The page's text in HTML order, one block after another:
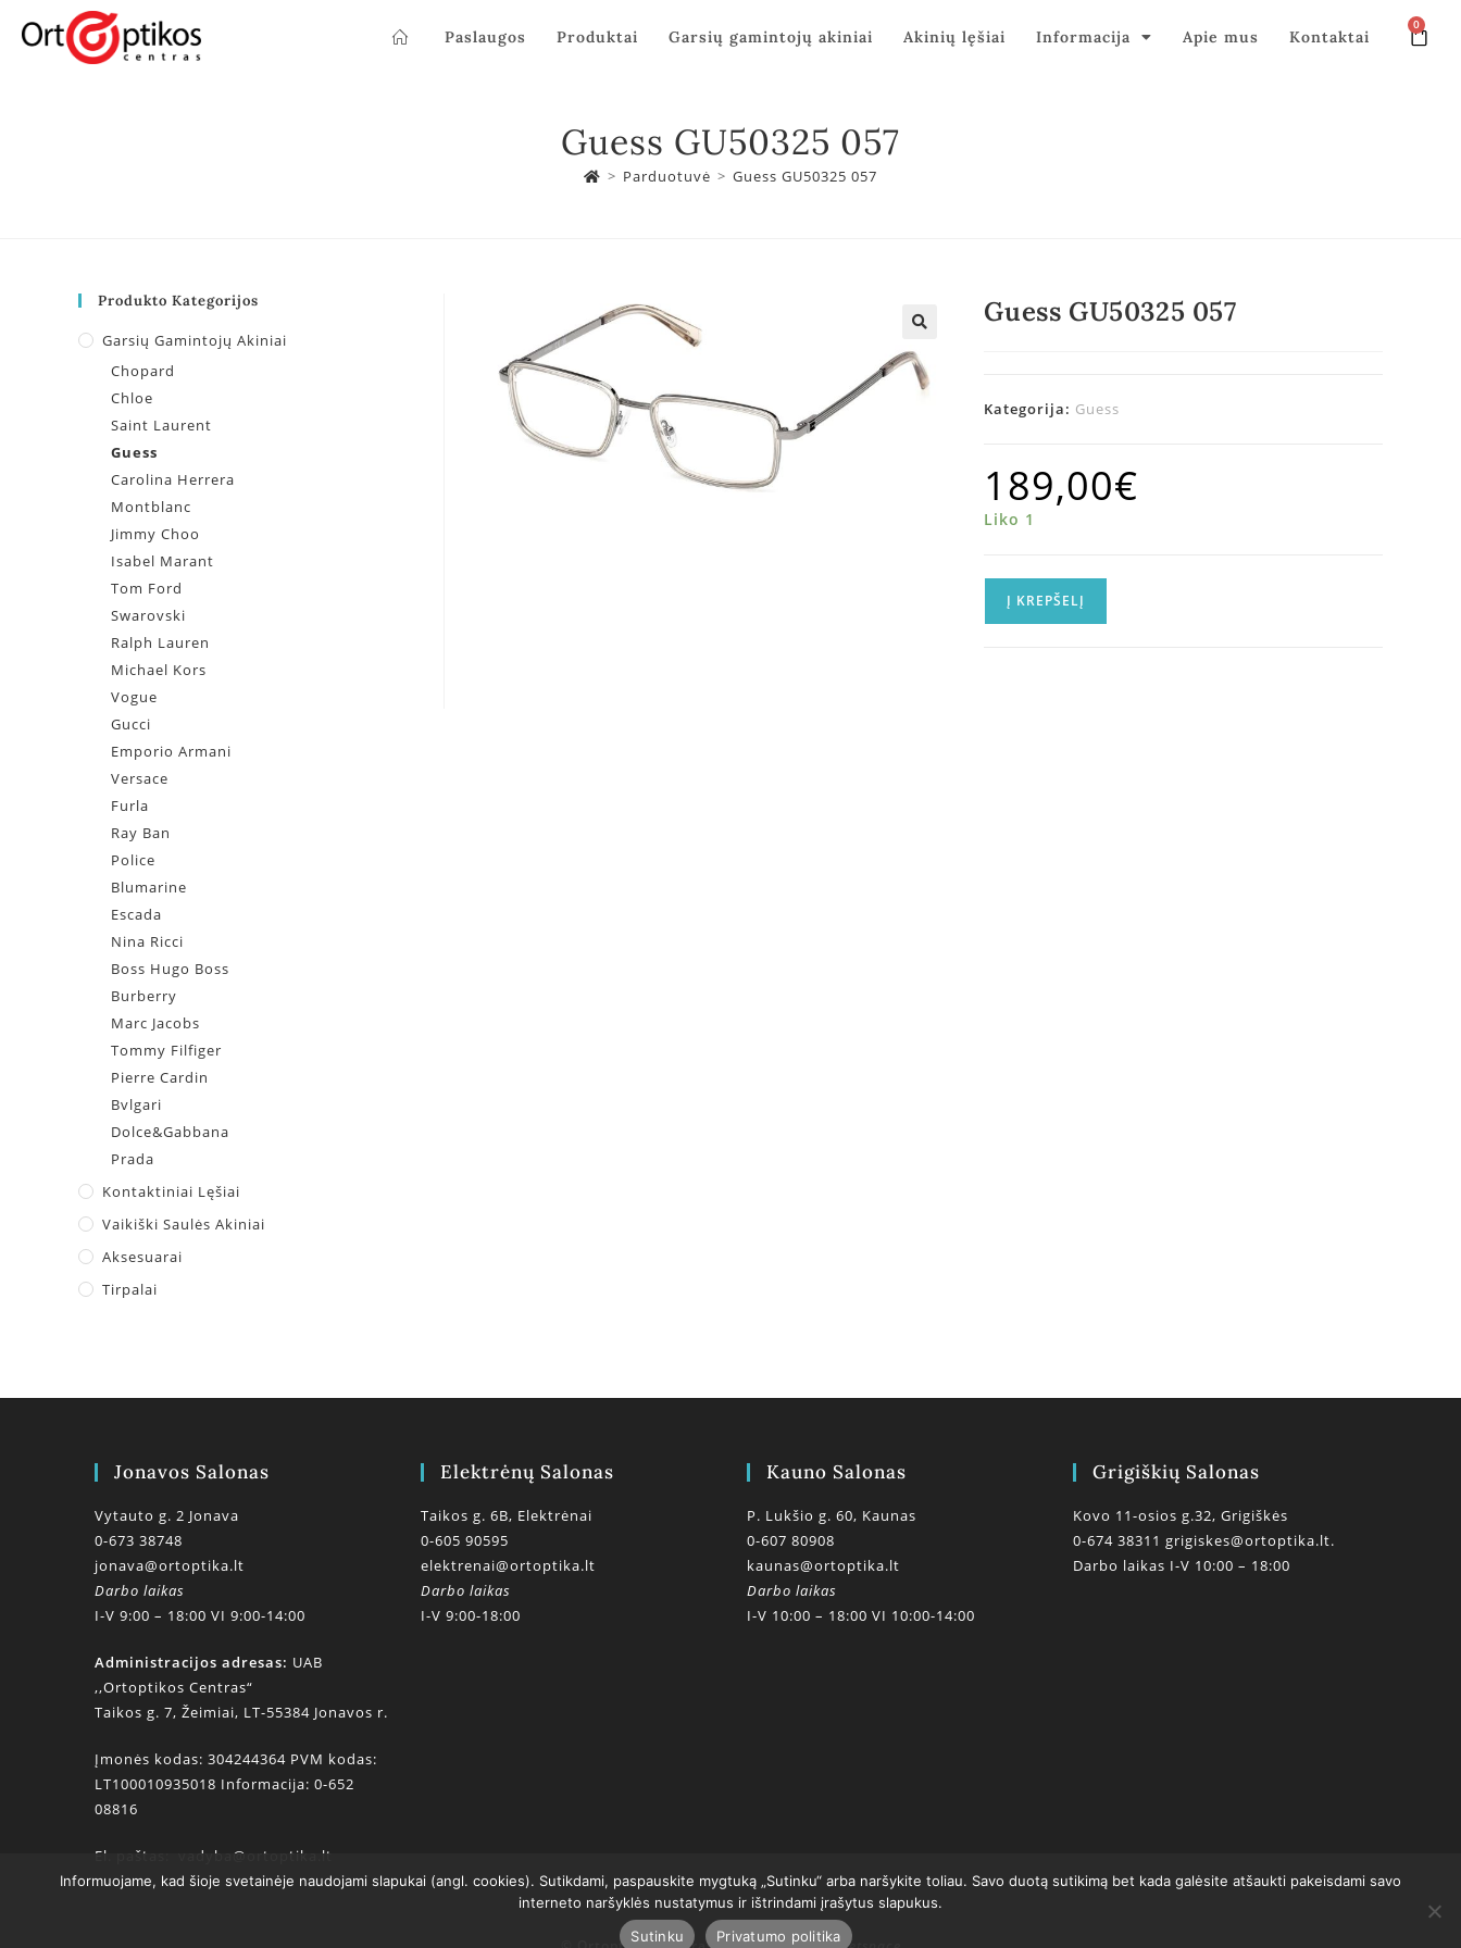
Paslaugos Produktai Garsių gamintojų akiniai Akinių lęšiai Informacija Apie mus Kontaktai
0
Guess GU50325 057
> Parduotuvė > Guess GU50325 057
Guess GU50325 057
Kategorija: Guess
189,00€
Liko 1
Į KREPŠELĮ
Produkto Kategorijos
Garsių Gamintojų Akiniai
Chopard
Chloe
Saint Laurent
Guess
Carolina Herrera
Montblanc
Jimmy Choo
Isabel Marant
Tom Ford
Swarovski
Ralph Lauren
Michael Kors
Vogue
Gucci
Emporio Armani
Versace
Furla
Ray Ban
Police
Blumarine
Escada
Nina Ricci
Boss Hugo Boss
Burberry
Marc Jacobs
Tommy Filfiger
Pierre Cardin
Bvlgari
Dolce&Gabbana
Prada
Kontaktiniai Lęšiai
Vaikiški Saulės Akiniai
Aksesuarai
Tirpalai
Jonavos Salonas
Vytauto g. 2 Jonava
0-673 38748
jonava@ortoptika.lt
Darbo laikas
I-V 9:00 – 18:00 VI 9:00-14:00
Administracijos adresas: UAB
,,Ortoptikos Centras“
Taikos g. 7, Žeimiai, LT-55384 Jonavos r.
Įmonės kodas: 304244364 PVM kodas:
LT100010935018 Informacija: 0-652
08816
El. paštas: vadyba@ortoptika.lt
Elektrėnų Salonas
Taikos g. 6B, Elektrėnai
0-605 90595
elektrenai@ortoptika.lt
Darbo laikas
I-V 9:00-18:00
Kauno Salonas
P. Lukšio g. 60, Kaunas
0-607 80908
kaunas@ortoptika.lt
Darbo laikas
I-V 10:00 – 18:00 VI 10:00-14:00
Grigiškių Salonas
Kovo 11-osios g.32, Grigiškės
0-674 38311 grigiskes@ortoptika.lt.
Darbo laikas I-V 10:00 – 18:00
Informuojame, kad šioje svetainėje naudojami slapukai (angl. cookies). Sutikdami, paspauskite mygtuką „Sutinku“ arba naršykite toliau. Savo duotą sutikimą bet kada galėsite atšaukti pakeisdami savo
interneto naršyklės nustatymus ir ištrindami įrašytus slapukus.
Sutinku
Privatumo politika